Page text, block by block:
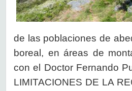
de las poblaciones de
boreal, en áreas de
con el Doctor Fernando
LIMITACIONES DE LA